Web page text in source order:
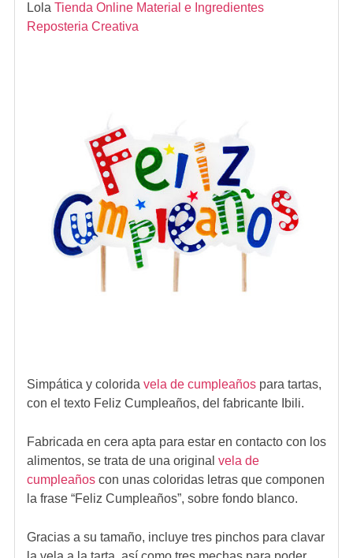
Lola Tienda Online Material e Ingredientes
Reposteria Creativa
Simpática y colorida vela de cumpleañospara tartas,
con el texto Feliz Cumpleaños, del fabricante Ibili.
Fabricada en cera apta para estar en contacto con los
alimentos, se trata de una original vela de
cumpleañoscon unas coloridas letras que componen
la frase “Feliz Cumpleaños”, sobre fondo blanco.
Gracias a su tamaño, incluye tres pinchos para clavar